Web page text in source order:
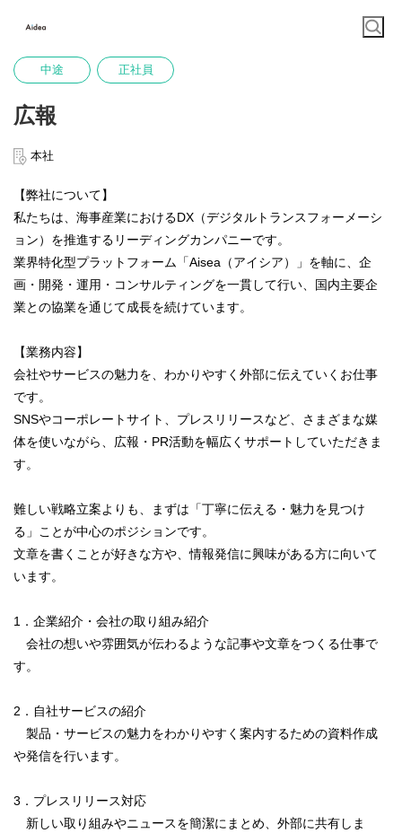
中途 正社員
広報
本社
【弊社について】
私たちは、海事産業におけるDX（デジタルトランスフォーメーシ
ョン）を推進するリーディングカンパニーです。
業界特化型プラットフォーム「Aisea（アイシア）」を軸に、企
画・開発・運用・コンサルティングを一貫して行い、国内主要企
業との協業を通じて成長を続けています。
【業務内容】
会社やサービスの魅力を、わかりやすく外部に伝えていくお仕事
です。
SNSやコーポレートサイト、プレスリリースなど、さまざまな媒
体を使いながら、広報・PR活動を幅広くサポートしていただきま
す。
難しい戦略立案よりも、まずは「丁寧に伝える・魅力を見つけ
る」ことが中心のポジションです。
文章を書くことが好きな方や、情報発信に興味がある方に向いて
います。
1．企業紹介・会社の取り組み紹介
会社の想いや雰囲気が伝わるような記事や文章をつくる仕事で
す。
2．自社サービスの紹介
製品・サービスの魅力をわかりやすく案内するための資料作成
や発信を行います。
3．プレスリリース対応
新しい取り組みやニュースを簡潔にまとめ、外部に共有しま